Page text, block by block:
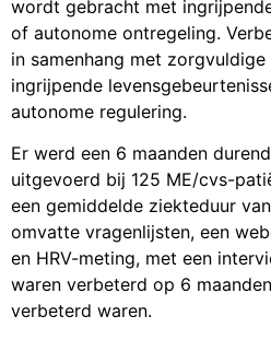
wordt gebracht met
of autonome ontregeling.
in samenhang met
ingrijpende
autonome regulering.
Er werd een 6 maanden
uitgevoerd bij 125 ME/cvs-
een gemiddelde ziekteduur
omvatte vragenlijsten, een
en HRV-meting, met een
waren verbeterd op 6
verbeterd waren.